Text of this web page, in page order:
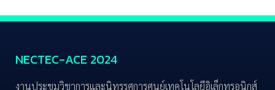
NECTEC-ACE 2024
งานประชุมวิชาการและนิทรรศการศูนย์เทคโนโลยีอิเล็กทรอนิกส์